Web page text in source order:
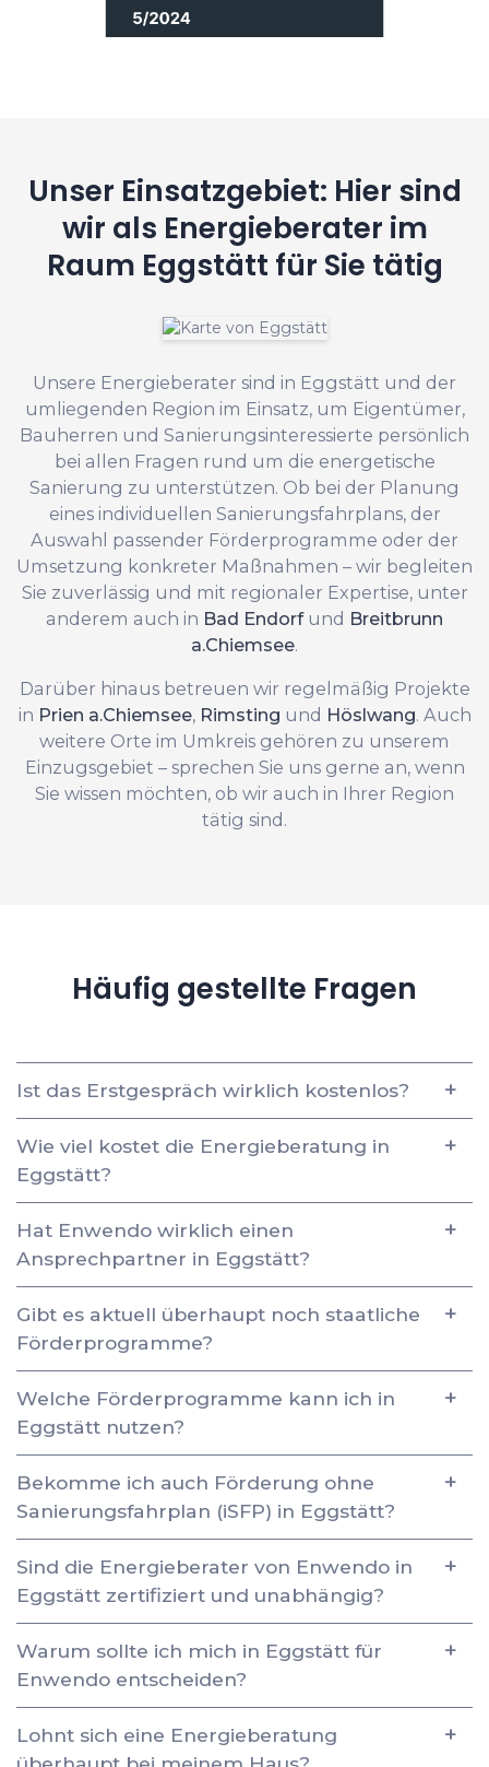
Unser Einsatzgebiet: Hier sind
wir als Energieberater im
Raum Eggstätt für Sie tätig
Unsere Energieberater sind in Eggstätt und der
umliegenden Region im Einsatz, um Eigentümer,
Bauherren und Sanierungsinteressierte persönlich
bei allen Fragen rund um die energetische
Sanierung zu unterstützen. Ob bei der Planung
eines individuellen Sanierungsfahrplans, der
Auswahl passender Förderprogramme oder der
Umsetzung konkreter Maßnahmen – wir begleiten
Sie zuverlässig und mit regionaler Expertise, unter
anderem auch in Bad Endorfund Breitbrunn
a.Chiemsee.
Darüber hinaus betreuen wir regelmäßig Projekte
in Prien a.Chiemsee, Rimsting und Höslwang. Auch
weitere Orte im Umkreis gehören zu unserem
Einzugsgebiet – sprechen Sie uns gerne an, wenn
Sie wissen möchten, ob wir auch in Ihrer Region
tätig sind.
Häufig gestellte Fragen
Ist das Erstgespräch wirklich kostenlos?
Wie viel kostet die Energieberatung in
Eggstätt?
Hat Enwendo wirklich einen
Ansprechpartner in Eggstätt?
Gibt es aktuell überhaupt noch staatliche
Förderprogramme?
Welche Förderprogramme kann ich in
Eggstätt nutzen?
Bekomme ich auch Förderung ohne
Sanierungsfahrplan (iSFP) in Eggstätt?
Sind die Energieberater von Enwendo in
Eggstätt zertifiziert und unabhängig?
Warum sollte ich mich in Eggstätt für
Enwendo entscheiden?
Lohnt sich eine Energieberatung